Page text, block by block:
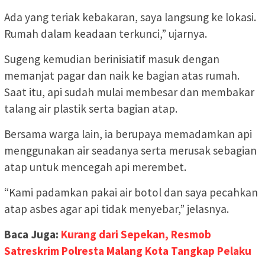
Ada yang teriak kebakaran, saya langsung ke lokasi.
Rumah dalam keadaan terkunci,” ujarnya.
Sugeng kemudian berinisiatif masuk dengan
memanjat pagar dan naik ke bagian atas rumah.
Saat itu, api sudah mulai membesar dan membakar
talang air plastik serta bagian atap.
Bersama warga lain, ia berupaya memadamkan api
menggunakan air seadanya serta merusak sebagian
atap untuk mencegah api merembet.
“Kami padamkan pakai air botol dan saya pecahkan
atap asbes agar api tidak menyebar,” jelasnya.
Baca Juga: Kurang dari Sepekan, Resmob
Satreskrim Polresta Malang Kota Tangkap Pelaku